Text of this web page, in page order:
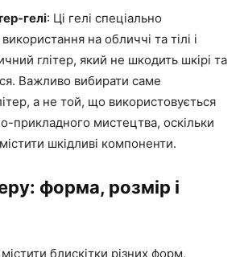
гелі: Ці гелі спеціально
на обличчі та тілі і
глітер, який не шкодить шкірі та
Важливо вибирати саме
а не той, що використовується
прикладного мистецтва, оскільки
шкідливі компоненти.
форма, розмір і
блискітки різних форм,